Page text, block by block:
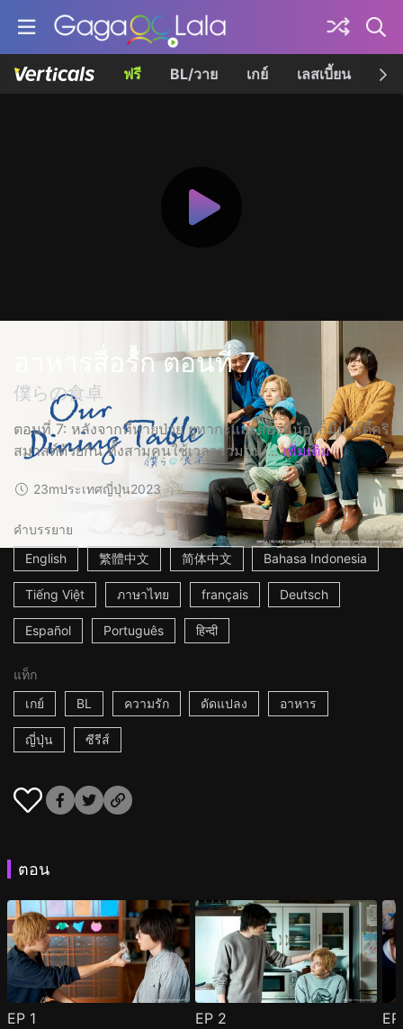
ฟรี BL/วาย เกย์ เลสเบี้ยน เค
อาหารสื่อรัก ตอนที่ 7
僕らの食卓
ตอนที่ 7: หลังจากที่หายป่วย ยูทากะและสองพี่น้องก็มีปาร์ตี้คริ
สมาสต์ด้วยกัน ทั้งสามคนใช้เวลาร่วมกัน ... เพิ่มเติม
23mประเทศญี่ปุ่น2023
คำบรรยาย
English
繁體中文 简体中文 Bahasa Indonesia
Tiếng Việt ภาษาไทย français Deutsch
Español Português हिन्दी
แท็ก
เกย์
BL ความรัก ดัดแปลง อาหาร
ญี่ปุ่น ซีรีส์
ตอน
EP 1 EP 2